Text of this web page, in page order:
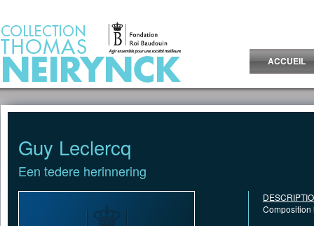
ACCUEIL
Guy Leclercq
Een tedere herinnering